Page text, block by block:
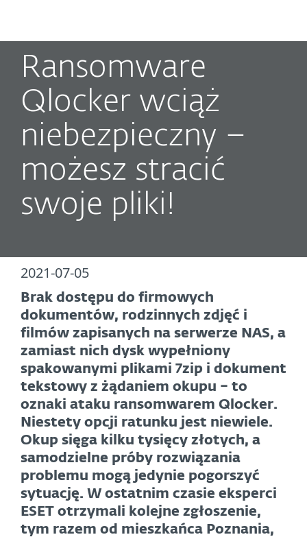
Ransomware
Qlocker wciąż
niebezpieczny –
możesz stracić
swoje pliki!
2021-07-05
Brak dostępu do firmowych
dokumentów, rodzinnych zdjęć i
filmów zapisanych na serwerze NAS, a
zamiast nich dysk wypełniony
spakowanymi plikami 7zip i dokument
tekstowy z żądaniem okupu – to
oznaki ataku ransomwarem Qlocker.
Niestety opcji ratunku jest niewiele.
Okup sięga kilku tysięcy złotych, a
samodzielne próby rozwiązania
problemu mogą jedynie pogorszyć
sytuację. W ostatnim czasie eksperci
ESET otrzymali kolejne zgłoszenie,
tym razem od mieszkańca Poznania,